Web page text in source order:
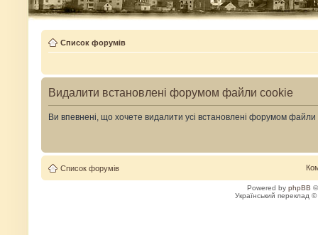
Список форумів
Видалити встановлені форумом файли cookie
Ви впевнені, що хочете видалити усі встановлені форумом
Список форумів
Powered by phpBB
Український переклад